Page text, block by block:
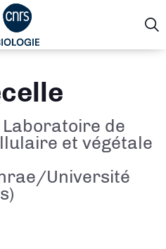
de
et végétale
Université